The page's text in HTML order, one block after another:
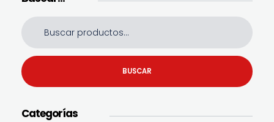
BUSCAR
Categorías